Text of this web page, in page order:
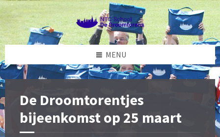
Skip
content
Skip
left
sidebar
Skip
right
sidebar
Skip
footer
MENU
De Droomtorentjes
bijeenkomst op 25 maart